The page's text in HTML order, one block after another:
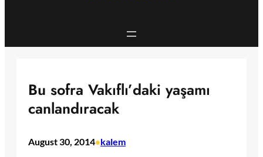
Bu sofra Vakıflı’daki yaşamı
canlandıracak
August 30, 2014•kalem